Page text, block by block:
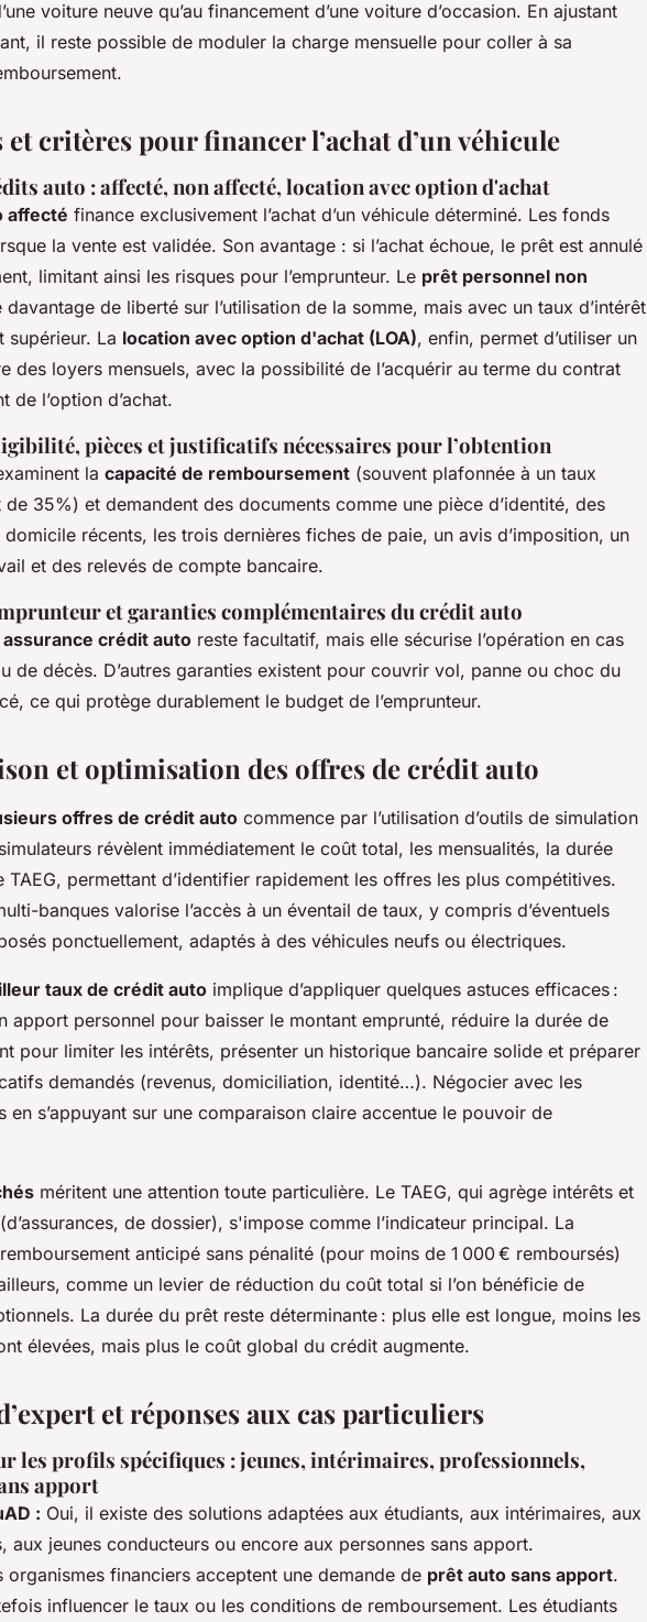
voiture neuve qu’au financement d’une voiture d’occasion. En ajustant
il reste possible de moduler la charge mensuelle pour coller à sa
critères pour financer l’achat d’un véhicule
auto : affecté, non affecté, location avec option d'achat
affecté finance exclusivement l’achat d’un véhicule déterminé. Les fonds
la vente est validée. Son avantage : si l’achat échoue, le prêt est annulé
limitant ainsi les risques pour l’emprunteur. Le prêt personnel non
davantage de liberté sur l’utilisation de la somme, mais avec un taux d’intérêt
supérieur. La location avec option d'achat (LOA), enfin, permet d’utiliser un
des loyers mensuels, avec la possibilité de l’acquérir au terme du contrat
de l’option d’achat.
pièces et justificatifs nécessaires pour l’obtention
la capacité de remboursement (souvent plafonnée à un taux
de 35%) et demandent des documents comme une pièce d’identité, des
récents, les trois dernières fiches de paie, un avis d’imposition, un
et des relevés de compte bancaire.
et garanties complémentaires du crédit auto
assurance crédit auto reste facultatif, mais elle sécurise l’opération en cas
de décès. D’autres garanties existent pour couvrir vol, panne ou choc du
ce qui protège durablement le budget de l’emprunteur.
et optimisation des offres de crédit auto
offres de crédit auto commence par l’utilisation d’outils de simulation
révèlent immédiatement le coût total, les mensualités, la durée
TAEG, permettant d’identifier rapidement les offres les plus compétitives.
banques valorise l’accès à un éventail de taux, y compris d’éventuels
ponctuellement, adaptés à des véhicules neufs ou électriques.
taux de crédit auto implique d’appliquer quelques astuces efficaces :
apport personnel pour baisser le montant emprunté, réduire la durée de
pour limiter les intérêts, présenter un historique bancaire solide et préparer
demandés (revenus, domiciliation, identité…). Négocier avec les
en s’appuyant sur une comparaison claire accentue le pouvoir de
méritent une attention toute particulière. Le TAEG, qui agrège intérêts et
de dossier), s'impose comme l’indicateur principal. La
anticipé sans pénalité (pour moins de 1 000 € remboursés)
comme un levier de réduction du coût total si l’on bénéficie de
La durée du prêt reste déterminante : plus elle est longue, moins les
élevées, mais plus le coût global du crédit augmente.
et réponses aux cas particuliers
les profils spécifiques : jeunes, intérimaires, professionnels,
apport
: Oui, il existe des solutions adaptées aux étudiants, aux intérimaires, aux
aux jeunes conducteurs ou encore aux personnes sans apport.
organismes financiers acceptent une demande de prêt auto sans apport.
influencer le taux ou les conditions de remboursement. Les étudiants